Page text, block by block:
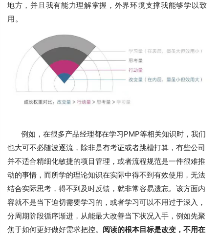
地方，并且我有能力理解掌握，外界环境支撑我能够学以致
用。
例如，在很多产品经理都在学习PMP等相关知识时，我们
也大可不必随波逐流，除非是有考证或者跳槽打算，有些公司
并不适合精细化敏捷的项目管理，或者流程规范是一件很难推
动的事情，而所学的理论知识在实际中得不到有效使用，无法
结合实际思考，得不到及时反馈，就非常容易遗忘。该方面内
容就不是当下迫切需要学习的，或者学习可以不用过于深入，
分周期阶段循序渐进，从能最大改善当下状况入手，例如先聚
焦于如何更好做好需求把控。 阅读的根本目标是改变，不用在